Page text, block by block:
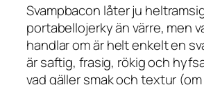
Svampbacon låter ju
portabellojerky än värre, men
handlar om är helt enkelt en
är saftig, frasig, rökig och
vad gäller smak och textur